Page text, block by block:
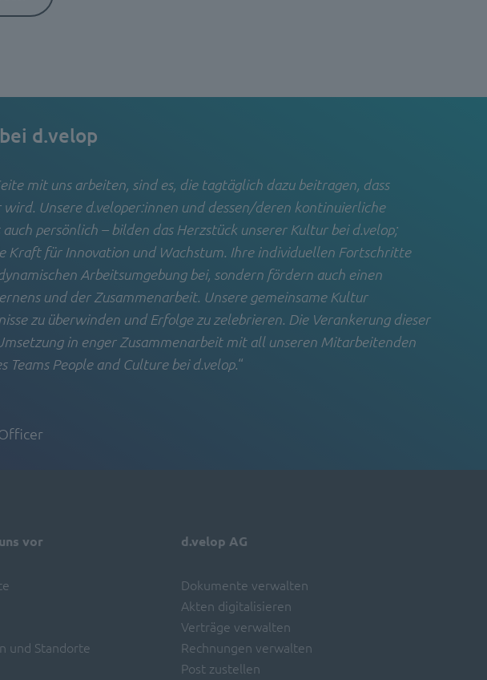
bei d.velop
mit uns arbeiten, sind es, die tagtäglich dazu beitragen, dass
Unsere d.veloper:innen und dessen/deren kontinuierliche
persönlich – bilden das Herzstück unserer Kultur bei d.velop;
Kraft für Innovation und Wachstum. Ihre individuellen Fortschritte
Arbeitsumgebung bei, sondern fördern auch einen
und der Zusammenarbeit. Unsere gemeinsame Kultur
zu überwinden und Erfolge zu zelebrieren. Die Verankerung dieser
in enger Zusammenarbeit mit all unseren Mitarbeitenden
Teams People and Culture bei d.velop.“
vor
und Standorte
d.velop AG
Dokumente verwalten
Akten digitalisieren
Verträge verwalten
Rechnungen verwalten
Post zustellen